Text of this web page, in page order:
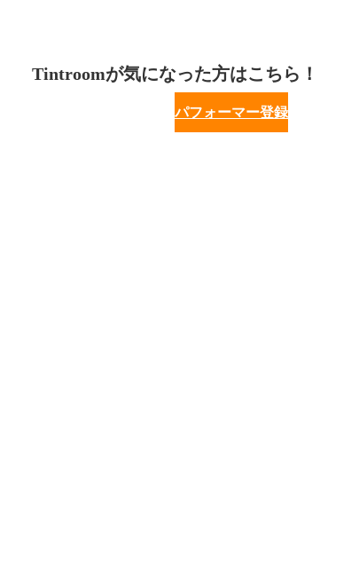
Tintroomが気になった方はこちら！
パフォーマー登録